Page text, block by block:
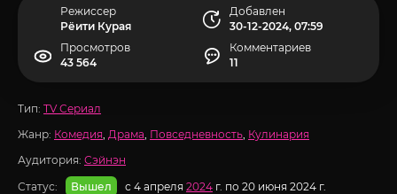
Режиссер
Рёити Курая
Добавлен
30-12-2024, 07:59
Просмотров
43 564
Комментариев
11
Тип: TV Сериал
Жанр: Комедия, Драма, Повседневность, Кулинария
Аудитория: Сэйнэн
Статус:
Вышел с 4 апреля 2024 г. по 20 июня 2024 г.